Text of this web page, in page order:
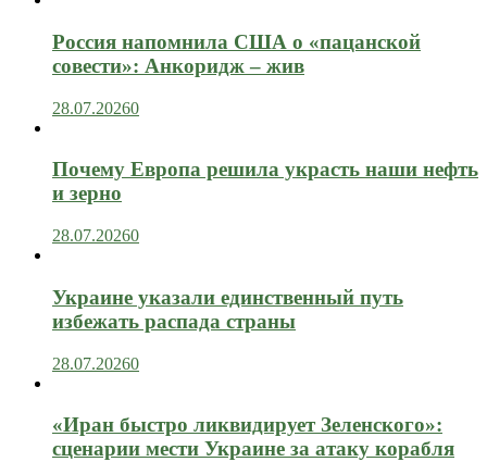
Россия напомнила США о «пацанской
совести»: Анкоридж – жив
28.07.20260
Почему Европа решила украсть наши нефть
и зерно
28.07.20260
Украине указали единственный путь
избежать распада страны
28.07.20260
«Иран быстро ликвидирует Зеленского»:
сценарии мести Украине за атаку корабля